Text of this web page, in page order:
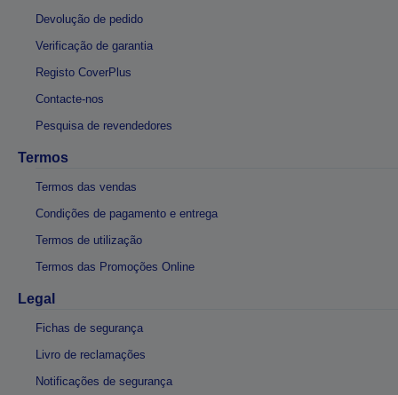
Devolução de pedido
Verificação de garantia
Registo CoverPlus
Contacte-nos
Pesquisa de revendedores
Termos
Termos das vendas
Condições de pagamento e entrega
Termos de utilização
Termos das Promoções Online
Legal
Fichas de segurança
Livro de reclamações
Notificações de segurança